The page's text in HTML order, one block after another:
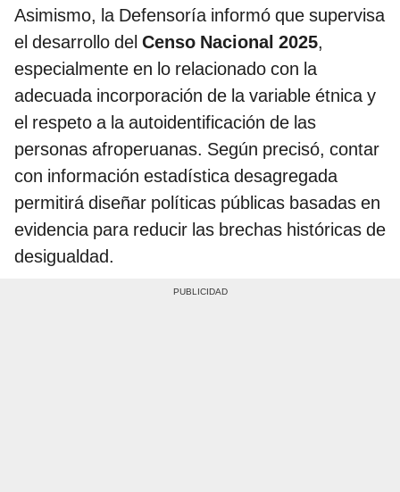
Asimismo, la Defensoría informó que supervisa
el desarrollo del Censo Nacional 2025,
especialmente en lo relacionado con la
adecuada incorporación de la variable étnica y
el respeto a la autoidentificación de las
personas afroperuanas. Según precisó, contar
con información estadística desagregada
permitirá diseñar políticas públicas basadas en
evidencia para reducir las brechas históricas de
desigualdad.